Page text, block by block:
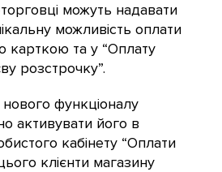
можуть надавати
можливість оплати
карткою та у “Оплату
розстрочку”.
функціоналу
активувати його в
кабінету “Оплати
клієнти магазину